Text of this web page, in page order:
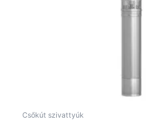
Csőkút szivattyúk